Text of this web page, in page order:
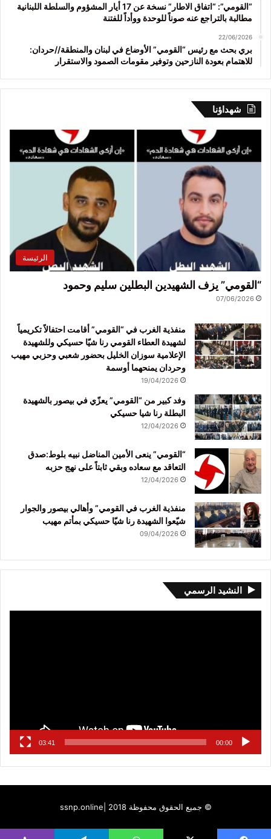
“القومي”: “اتفاق الاطار” نسخة عن 17 أيار المشؤوم والسلطة اللبنانية
مطالبة بالتراجع عنه صوناً للوحدة ووأداً للفتنة
22/06/2026
بري بحث مع رئيس “القومي” الأوضاع في لبنان والمنطقة//حردان:
للاهتمام بعودة النازحين وتوفير مقومات الصمود والاستقرار
شهداؤنا
الرئيسة
“القومي” يزف الشهيدين البطلين سليم وحمود
07/06/2026
منفذية الغرب في “القومي” أقامت احتفالاً تكريمياً
لشهيدة العطاء القومي رنا شيّا حسيكي وللشهيدة
الإعلامية سوزان الخليل بحضور شعبي وحزبي مهيب
وحردان يمنحهما أوسمة
19/04/2026
وفد كبير من “القومي” يعزّي في بيصور بالشهيدة
البطلة رنا شيا حسيكي
12/04/2026
“القومي” ينعى الأمين المناضل نبيه بلوط:صدق
التعاقد مع سعاده وبقي ثابتاً على نهج حزبه
12/04/2026
منفذية الغرب في القومي” وأهالي بيصور والجوار
شيّعوا الشهيدة رنا شيّا حسيكي بمأتم مهيب
09/04/2026
النشيد الرسمي
00:00
03:41
© جميع الحقوق محفوظة 2018 | ssnp.online